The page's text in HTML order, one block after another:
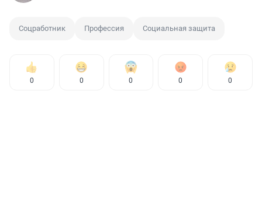
Соцработник Профессия Социальная защита
0 0 0 0 0